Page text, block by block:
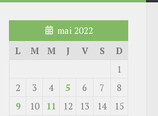
mai 2022
L
M M J V S
D
1
2
3 4 5 6 7
8
9
10 11 12 13 14
15